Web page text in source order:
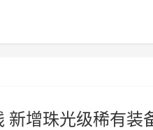
新增珠光级稀有装